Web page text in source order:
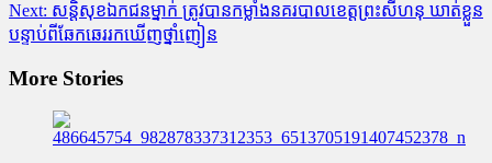
Next: សន្តិសុខឯកជនម្នាក់ ត្រូវបានកម្លាំងនគរបាលខេត្តព្រះសីហនុ ឃាត់ខ្លួន
បន្ទាប់ពីឆែកឆេររកឃើញថ្នាំញៀន
More Stories